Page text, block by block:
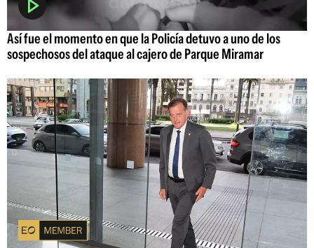
Así fue el momento en que la Policía detuvo a uno de los
sospechosos del ataque al cajero de Parque Miramar